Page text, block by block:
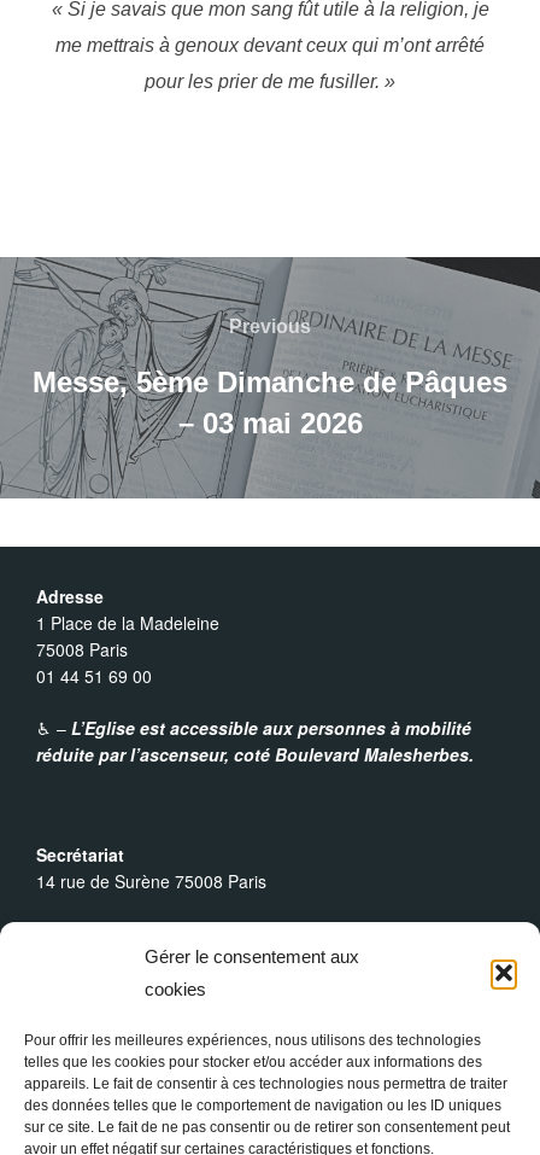
Gérer le consentement aux
cookies
Pour offrir les meilleures expériences, nous utilisons des technologies
telles que les cookies pour stocker et/ou accéder aux informations des
appareils. Le fait de consentir à ces technologies nous permettra de traiter
des données telles que le comportement de navigation ou les ID uniques
sur ce site. Le fait de ne pas consentir ou de retirer son consentement peut
avoir un effet négatif sur certaines caractéristiques et fonctions.
« Si je savais que mon sang fût utile à la religion, je
me mettrais à genoux devant ceux qui m’ont arrêté
pour les prier de me fusiller. »
Navigation
de
l’article
Previous
Previous
Messe, 5ème Dimanche de Pâques
– 03 mai 2026
Adresse
1 Place de la Madeleine
75008 Paris
01 44 51 69 00
♿︎ – L’Eglise est accessible aux personnes à mobilité
réduite par l’ascenseur, coté Boulevard Malesherbes.
Secrétariat
14 rue de Surène 75008 Paris
Du lundi au dimanche : 9h30 - 19h00
Samedi, messe à18h
Dimanche, messe à10h30et18h